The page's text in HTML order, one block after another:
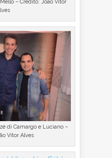
– Crédito: João Vitor
di Camargo e Luciano –
Vitor Alves